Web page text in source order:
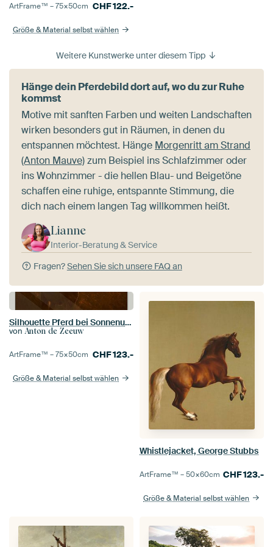
ArtFrame™ –75×50cm CHF122.-
Größe & Material selbst wählen
Weitere Kunstwerke unter diesem Tipp
Hänge dein Pferdebild dort auf, wo du zur Ruhe
kommst
Motive mit sanften Farben und weiten Landschaften
wirken besonders gut in Räumen, in denen du
entspannen möchtest. Hänge Morgenritt am Strand
(Anton Mauve)zum Beispiel ins Schlafzimmer oder
ins Wohnzimmer - die hellen Blau- und Beigetöne
schaffen eine ruhige, entspannte Stimmung, die
dich nach einem langen Tag willkommen heißt.
Lianne
Interior-Beratung & Service
Fragen?Sehen Sie sich unsere FAQ an
Silhouette Pferd bei Sonnenuntergang
von Anton de Zeeuw
ArtFrame™ –75×50cm CHF123.-
Größe & Material selbst wählen
Whistlejacket, George Stubbs
ArtFrame™ –50×60cm CHF123.-
Größe & Material selbst wählen